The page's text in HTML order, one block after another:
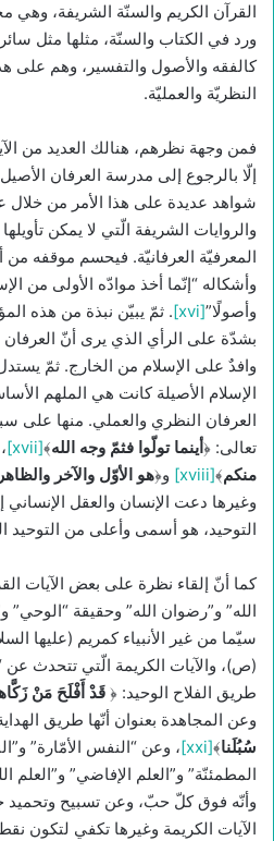
القرآن الكريم والسنّة الشريفة، وهي
ورد في الكتاب والسنّة، مثلها مثل سائر
كالفقه والأصول والتفسير، وهم على
النظريّة والعمليّة.
فمن وجهة نظرهم، هنالك العديد من
إلّا بالرجوع إلى مدرسة العرفان
شواهد عديدة على هذا الأمر من
والروايات الشريفة الّتي لا يمكن
المعرفيّة العرفانيّة. فيحسم موقفه من
وأشكاله “إنّما أخذ موادّه الأولى من
وأصولًا”[xvi]
. ثمّ يبيّن نبذة من هذه
بشدّة على الرأي الذي يرى أنّ العرفان
وافدٌ على الإسلام من الخارج. ثمّ
الإسلام الأصيلة كانت هي الملهم
العرفان النظري والعملي. منها على
تعالى: ﴿أينما تولّوا فثمّ وجه الله﴾[xvii]
منكم﴾[xviii] و﴿هو الأوّل والآخر
وغيرها دعت الإنسان والعقل
التوحيد، هو أسمى وأعلى من التوحيد
كما أنّ إلقاء نظرة على بعض الآيات
الله” و”رضوان الله” وحقيقة “الوحي”
سيّما من غير الأنبياء كمريم (عليها
(ص)، والآيات الكريمة الّتي تتحدث عن
طريق الفلاح الوحيد: ﴿ قَدْ أَفْلَحَ‏ مَنْ
وعن المجاهدة بعنوان أنّها طريق
سُبُلَنا﴾[xxi]
، وعن “النفس الأمّارة”
المطمئنّة” و”العلم الإفاضي” و”العلم
وأنّه فوق كلّ حبّ، وعن تسبيح وتحميد
الآيات الكريمة وغيرها تكفي لتكون